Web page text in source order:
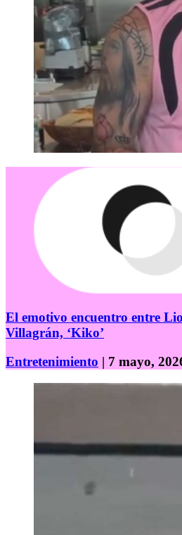
El emotivo encuentro entre
Villagrán, ‘Kiko’
Entretenimiento | 7 mayo,